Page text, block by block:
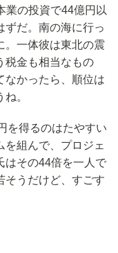
業の投資で44億円以
ずだ。南の海に行っ
。一体彼は東北の震
税金も相当なもの
なかったら、順位は
。
を得るのはたやすい
を組んで、プロジェ
はその44倍を一人で
そうだけど、すごす